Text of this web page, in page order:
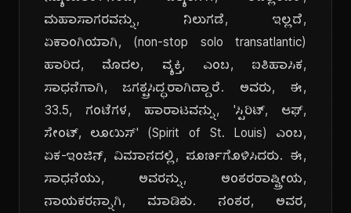
ಮಹಾಸಾಗರವನ್ನು, ನಿಲುಗಡೆ, ಇಲ್ಲದೆ,
ಏಕಾಂಗಿಯಾಗಿ, (non-stop solo transatlantic)
ಹಾರಿದ, ಮೊದಲ, ವ್ಯಕ್ತಿ, ಎಂಬ, ಐತಿಹಾಸಿಕ,
ಸಾಧನೆಗಾಗಿ, ಜಗತ್ಪ್ರಸಿದ್ಧರಾಗಿದ್ದಾರೆ. ಅವರು, ಈ,
33.5, ಗಂಟೆಗಳ, ಹಾರಾಟವನ್ನು, 'ಸ್ಪಿರಿಟ್, ಆಫ್,
ಸೇಂಟ್, ಲೂಯಿಸ್' (Spirit of St. Louis) ಎಂಬ,
ಏಕ-ಇಂಜಿನ್, ವಿಮಾನದಲ್ಲಿ, ಪೂರ್ಣಗೊಳಿಸಿದರು. ಈ,
ಸಾಧನೆಯು, ಅವರನ್ನು, ಅಂತರರಾಷ್ಟ್ರೀಯ,
ನಾಯಕರನ್ನಾಗಿ, ಮಾಡಿತು. ನಂತರ, ಅವರ,